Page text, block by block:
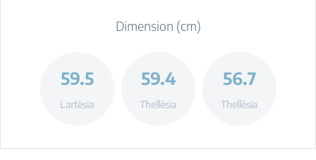
Dimension (cm)
59.5
Lartësia
59.4
Thellësia
56.7
Thellësia